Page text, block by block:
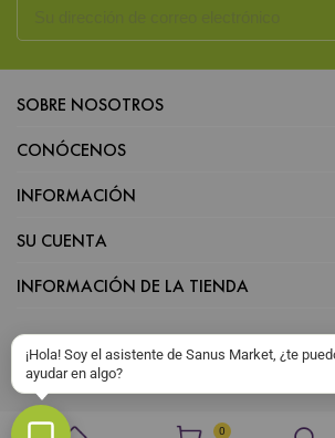
0
SOBRE NOSOTROS
CONÓCENOS
INFORMACIÓN
SU CUENTA
INFORMACIÓN DE LA TIENDA
¡Hola! Soy el asistente de Sanus Market, ¿te
ayudar en algo?